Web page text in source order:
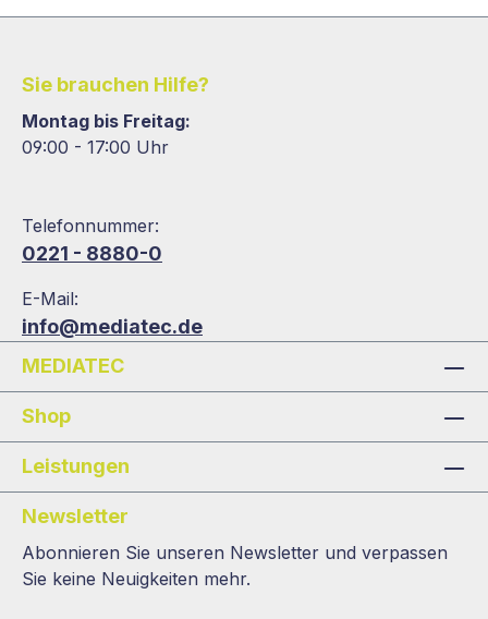
Sie brauchen Hilfe?
Montag bis Freitag:
09:00 - 17:00 Uhr
Telefonnummer:
0221 - 8880-0
E-Mail:
info@mediatec.de
MEDIATEC
Shop
Leistungen
Newsletter
Abonnieren Sie unseren Newsletter und verpassen
Sie keine Neuigkeiten mehr.